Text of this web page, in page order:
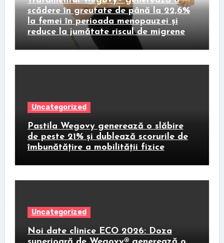
scădere în greutate de până la 22,6%
la femei în perioada menopauzei și
reduce la jumătate riscul de migrene
Uncategorized
Pastila Wegovy generează o slăbire
de peste 21% și dublează scorurile de
îmbunătățire a mobilității fizice
Uncategorized
Noi date clinice ECO 2026: Doza